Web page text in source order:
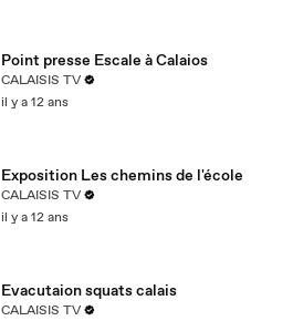
Point presse Escale à Calaios
CALAISIS TV
il y a 12 ans
Exposition Les chemins de l'école
CALAISIS TV
il y a 12 ans
Evacutaion squats calais
CALAISIS TV